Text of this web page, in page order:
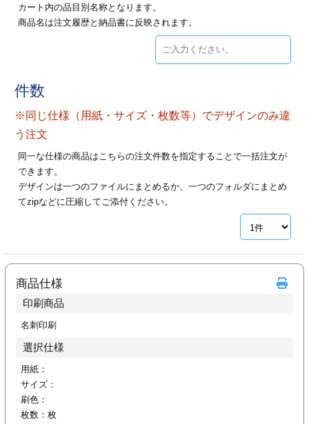
印刷
印刷
リーブ印刷
加工
印刷
カード印刷
ァイル印刷
印刷
リーブ
ー印刷
カート内の品目別名称となります。
商品名は注文履歴と納品書に反映されます。
件数
※同じ仕様（用紙・サイズ・枚数等）でデザインのみ違
う注文
同一な仕様の商品はこちらの注文件数を指定することで一括注文が
できます。
デザインは一つのファイルにまとめるか、一つのフォルダにまとめ
てzipなどに圧縮してご添付ください。
商品仕様
印刷商品
名刺印刷
選択仕様
用紙：
サイズ：
刷色：
枚数： 枚